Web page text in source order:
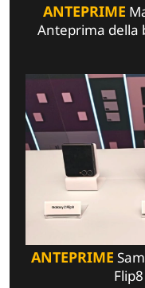
ANTEPRIME
Anteprima della
ANTEPRIME